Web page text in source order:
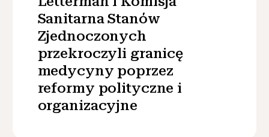
Sanitarna Stanów
Zjednoczonych
przekroczyli granicę
medycyny poprzez
reformy polityczne i
organizacyjne